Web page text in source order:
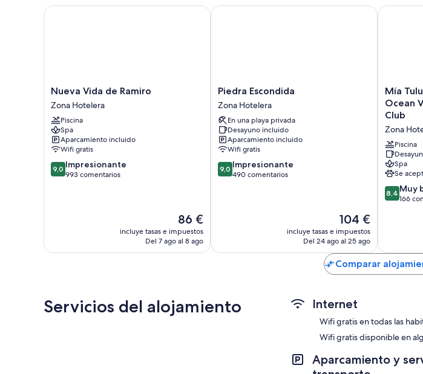
Motos de agua en las
además de ciertas comodidades
Además, otros servicios que
Baños con duchas y artículos de
Nueva
Vida
de
Ramiro
Zona
Hotelera
Nueva Vida de Ramiro
Zona Hotelera
Piscina
Spa
Aparcamiento incluido
Wifi gratis
9.0
sobre
9,0 Impresionante
993 comentarios
El
precio
actual
86 €
incluye tasas e impuestos
Del 7 ago al 8 ago
Nueva Vida de Ramiro
Piedra
Escondida
Zona
Hotelera
Piedra Escondida
Zona Hotelera
En una playa privada
Desayuno incluido
Aparcamiento incluido
Wifi gratis
9.0
sobre
9,0 Impresionante
490 comentarios
El
precio
actual
de
104 €
104 €
incluye tasas e impuestos
Del 24 ago al 25 ago
Piedra Escondida
Mía
Tulum
Beachfront
Resort
-
Ocean
View
Suites
and
Beach
Club
Mía
Ocean
Club
Zona
Piscina
Spa
Se
8.4
sobre
8,4 Muy
166
Mía
Comparar
Servicios del alojamiento Internet
Wifi gratis en todas las
Wifi gratis disponible en
Aparcamiento y